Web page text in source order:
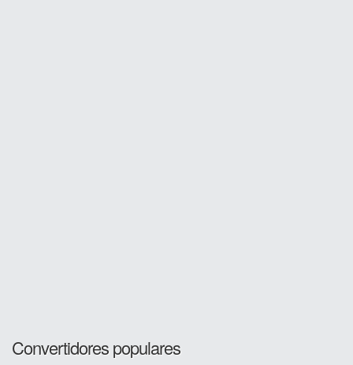
Convertidores populares